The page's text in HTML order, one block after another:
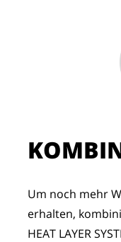
Um noch mehr
erhalten,
HEAT LAYER